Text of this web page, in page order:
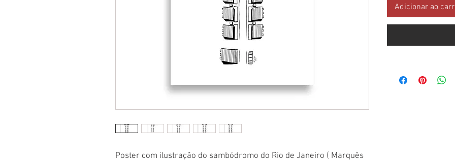
Poster com ilustração do sambódromo do Rio de Janeiro ( Marquês
Adicionar ao